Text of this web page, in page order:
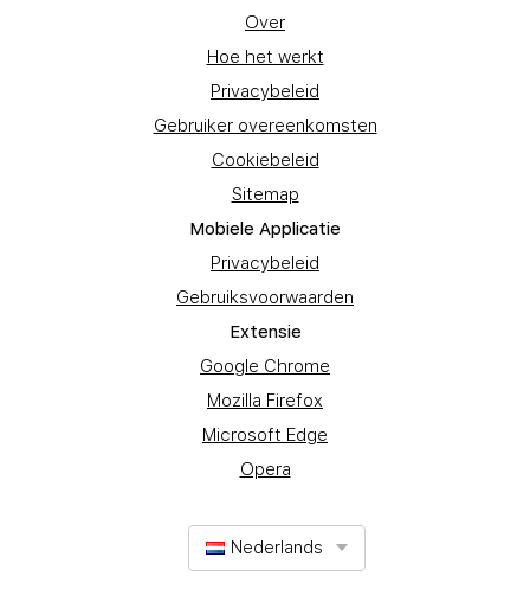
Over
Hoe het werkt
Privacybeleid
Gebruiker overeenkomsten
Cookiebeleid
Sitemap
Mobiele Applicatie
Privacybeleid
Gebruiksvoorwaarden
Extensie
Google Chrome
Mozilla Firefox
Microsoft Edge
Opera
Nederlands